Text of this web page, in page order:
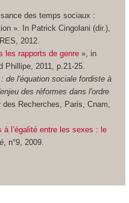
des temps sociaux :
». In Patrick Cingolani (dir.),
2012.
les rapports de genre », in
Phillipe, 2011, p.21-25.
de l'équation sociale fordiste à
des réformes dans l'ordre
des Recherches, Paris, Cnam,
l’égalité entre les sexes : le
, n°9, 2009.